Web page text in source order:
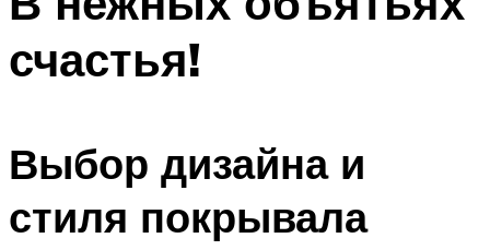
счастья!
Выбор дизайна и
стиля покрывала